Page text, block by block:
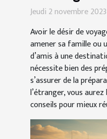
Jeudi 2 novembre
Avoir le désir de
amener sa famille ou
d’amis à une
nécessite bien des
s’assurer de la
l’étranger, vous
conseils pour mieux